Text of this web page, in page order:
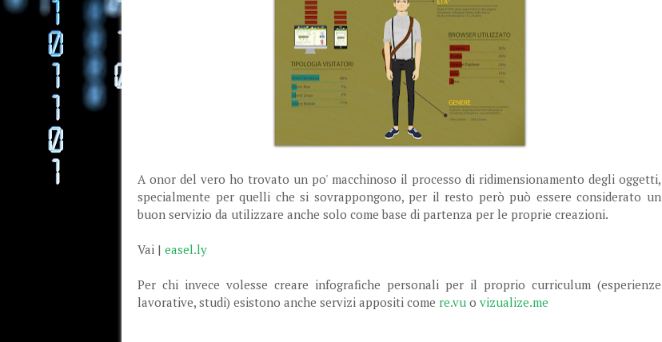
A onor del vero ho trovato un po' macchinoso il processo di ridimensionamento degli oggetti,
specialmente per quelli che si sovrappongono, per il resto però può essere considerato un
buon servizio da utilizzare anche solo come base di partenza per le proprie creazioni.
Vai | easel.ly
Per chi invece volesse creare infografiche personali per il proprio curriculum (esperienze
lavorative, studi) esistono anche servizi appositi come re.vu o vizualize.me